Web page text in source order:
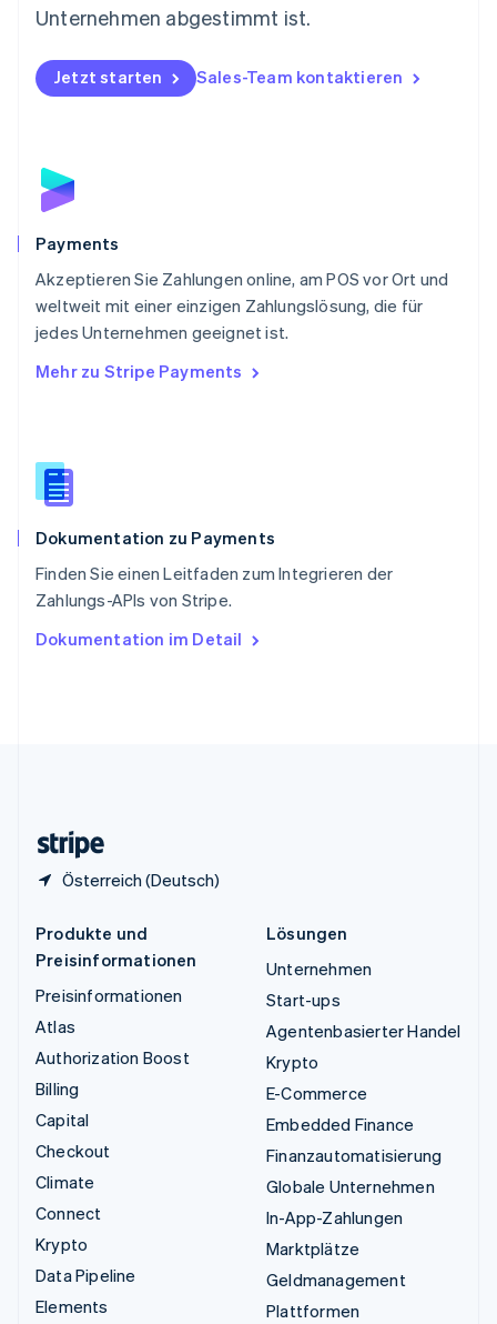
Unternehmen abgestimmt ist.
Jetzt starten Sales-Team kontaktieren
Payments
Akzeptieren Sie Zahlungen online, am POS vor Ort und
weltweit mit einer einzigen Zahlungslösung, die für
jedes Unternehmen geeignet ist.
Mehr zu Stripe Payments
Dokumentation zu Payments
Finden Sie einen Leitfaden zum Integrieren der
Zahlungs-APIs von Stripe.
Dokumentation im Detail
Österreich (Deutsch)
Österreich
Polen
English
Portugal
Schweden
Schweiz
Singapur
English简体中文
Slowakei
Slowenien
English
Spanien
Thailand
Tschechische Republik
English
English
Produkte und
Preisinformationen
Preisinformationen
Atlas
Authorization Boost
Billing
Capital
Checkout
Climate
Connect
Krypto
Data Pipeline
Elements
Lösungen
Unternehmen
Start-ups
Agentenbasierter Handel
Krypto
E-Commerce
Embedded Finance
Finanzautomatisierung
Globale Unternehmen
In-App-Zahlungen
Marktplätze
Geldmanagement
Plattformen